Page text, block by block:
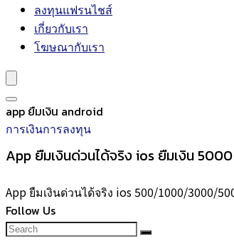
ลงทุนแฟรนไชส์
เกี่ยวกับเรา
โฆษณากับเรา
app ยืมเงิน android
การเงินการลงทุน
App ยืมเงินด่วนได้จริง ios ยืมเงิน
App ยืมเงินด่วนได้จริง ios 500/1000/3000/
Follow Us